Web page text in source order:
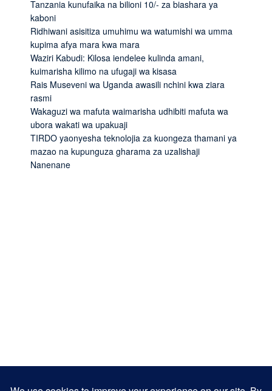
Tanzania kunufaika na bilioni 10/- za biashara ya
kaboni
Ridhiwani asisitiza umuhimu wa watumishi wa umma
kupima afya mara kwa mara
Waziri Kabudi: Kilosa iendelee kulinda amani,
kuimarisha kilimo na ufugaji wa kisasa
Rais Museveni wa Uganda awasili nchini kwa ziara
rasmi
Wakaguzi wa mafuta waimarisha udhibiti mafuta wa
ubora wakati wa upakuaji
TIRDO yaonyesha teknolojia za kuongeza thamani ya
mazao na kupunguza gharama za uzalishaji
Nanenane